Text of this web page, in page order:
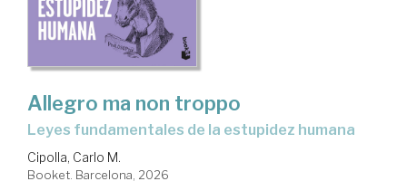
Allegro ma non troppo
Leyes fundamentales de la estupidez humana
Cipolla, Carlo M.
Booket. Barcelona, 2026